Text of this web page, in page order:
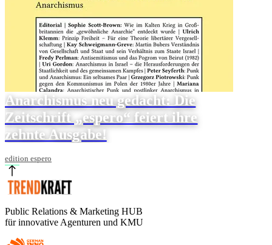
Anarchismus neu gedacht: Die
Zeitschrift „espero“ feiert ihre
zehnte Ausgabe!
edition espero
Public Relations & Marketing HUB
für innovative Agenturen und KMU